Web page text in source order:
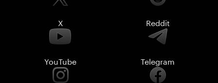
X Reddit
YouTube Telegram